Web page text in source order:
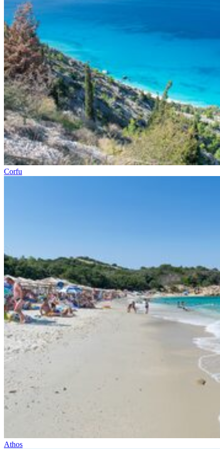
Corfu
Athos